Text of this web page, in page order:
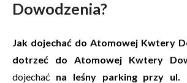
Dowodzenia?
Jak dojechać do Atomowej Kwtery
dotrzeć do Atomowej Kwtery
dojechać na leśny parking przy ul.